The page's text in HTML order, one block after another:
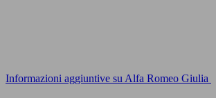
Informazioni aggiuntive su Alfa Romeo Giulia